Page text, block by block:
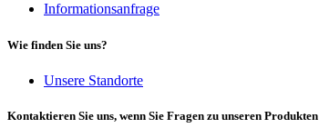
Informationsanfrage
Wie finden Sie uns?
Unsere Standorte
Kontaktieren Sie uns, wenn Sie Fragen zu unseren